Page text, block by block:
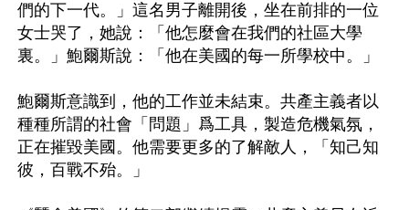
們的下一代。」這名男子離開後，坐在前排的一位
女士哭了，她說：「他怎麼會在我們的社區大學
裏。」鮑爾斯說：「他在美國的每一所學校中。」
鮑爾斯意識到，他的工作並未結束。共產主義者以
種種所謂的社會「問題」爲工具，製造危機氣氛，
正在摧毀美國。他需要更多的了解敵人，「知己知
彼，百戰不殆。」